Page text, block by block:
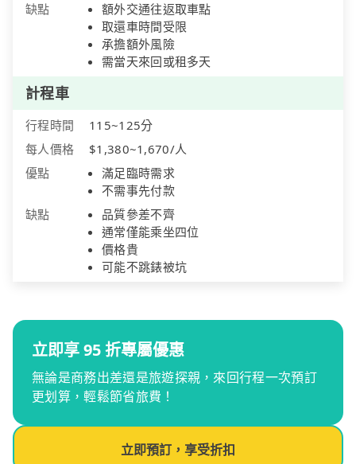
缺點
額外交通往返取車點
取還車時間受限
承擔額外風險
需當天來回或租多天
計程車
行程時間
115~125分
每人價格
$1,380~1,670/人
優點
滿足臨時需求
不需事先付款
缺點
品質參差不齊
通常僅能乘坐四位
價格貴
可能不跳錶被坑
立即享 95 折專屬優惠
無論是商務出差還是旅遊探親，來回行程一次預訂
更划算，輕鬆節省旅費！
立即預訂，享受折扣